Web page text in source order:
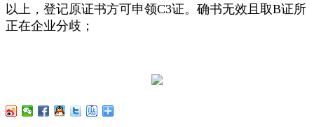
以上，登记原证书方可申领C3证。确书无效且取B证所
正在企业分歧；